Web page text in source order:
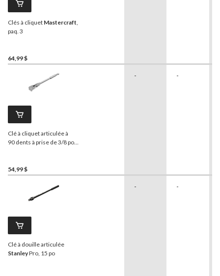
Clés à cliquet Mastercraft,
paq. 3
64,99 $
Clé à cliquet articulée à
90 dents à prise de 3/8 po
54,99 $
- -
Clé à douille articulée
StanleyPro, 15 po
- -